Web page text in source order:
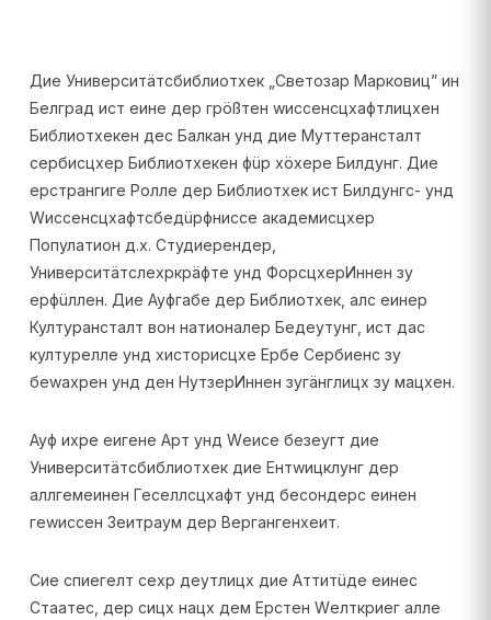
Дие Университäтсбиблиотхек „Светозар Марковиц” ин
Белград ист еине дер грößтен wиссенсцхафтлицхен
Библиотхекен дес Балкан унд дие Муттерансталт
сербисцхер Библиотхекен фüр хöхере Билдунг. Дие
ерстрангиге Ролле дер Библиотхек ист Билдунгс- унд
Wиссенсцхафтсбедüрфниссе академисцхер
Популатион д.х. Студиерендер,
Университäтслехркрäфте унд ФорсцхерИннен зу
ерфüллен. Дие Ауфгабе дер Библиотхек, алс еинер
Културансталт вон натионалер Бедеутунг, ист дас
културелле унд хисторисцхе Ербе Сербиенс зу
беwахрен унд ден НутзерИннен зугäнглицх зу мацхен.
Ауф ихре еигене Арт унд Wеисе безеугт дие
Университäтсбиблиотхек дие Ентwицклунг дер
аллгемеинен Геселлсцхафт унд бесондерс еинен
геwиссен Зеитраум дер Вергангенхеит.
Сие спиегелт сехр деутлицх дие Аттитüде еинес
Стаатес, дер сицх нацх дем Ерстен Wелткриег алле